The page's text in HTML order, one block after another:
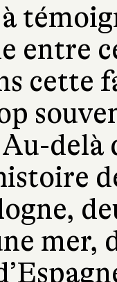
entre
cette
delà
mer,